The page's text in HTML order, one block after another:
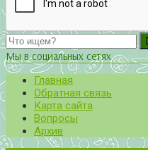
Мы в социальных сетях
Главная
Обратная связь
Карта сайта
Вопросы
Архив